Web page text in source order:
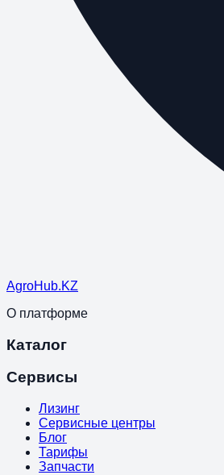
AgroHub.KZ
О платформе
Каталог
Сервисы
Лизинг
Сервисные центры
Блог
Тарифы
Запчасти